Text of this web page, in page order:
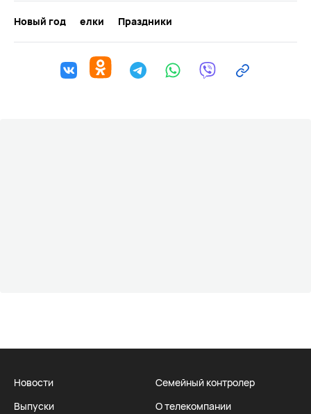
Новый год елки Праздники
Новости
Выпуски
Семейный контролер
О телекомпании